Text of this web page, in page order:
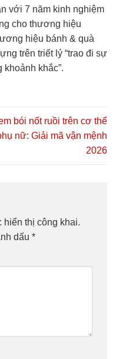
với 7 năm kinh nghiệm
cho thương hiệu
hiệu bánh & quà
trên triết lý “trao đi sự
khoảnh khắc”.
bói nốt ruồi trên cơ thể
nữ: Giải mã vận mệnh
2026
hiển thị công khai.
dấu *